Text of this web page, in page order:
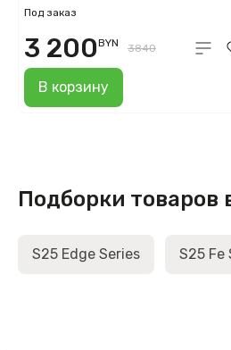
SM-S938B 12GB/1TB
(розовый титан)
Под заказ
В корзину
3 200BYN 3840
Подборки товаров
S25 Edge Series S25 Fe